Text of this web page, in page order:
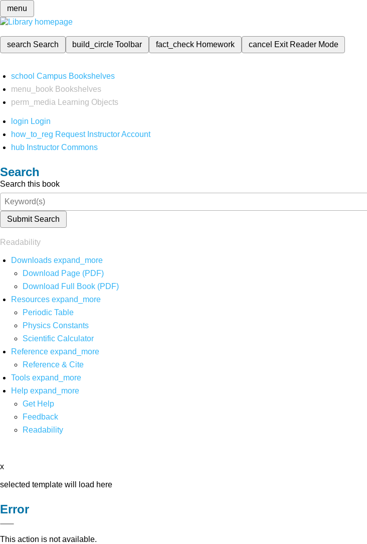
menu
search Search build_circleToolbar fact_check Homework cancel Exit Reader Mode
school Campus Bookshelves
menu_book Bookshelves
perm_media
Learning Objects
login Login
how_to_reg Request Instructor Account
hub Instructor Commons
Search
Search this book
Submit Search
Readability
Downloads expand_more
Download Page (PDF)
Download Full Book (PDF)
Resources expand_more
Periodic Table
Physics Constants
Scientific Calculator
Reference expand_more
Reference & Cite
Tools expand_more
Help expand_more
Get Help
Feedback
Readability
x
selected template will load here
Error
This action is not available.